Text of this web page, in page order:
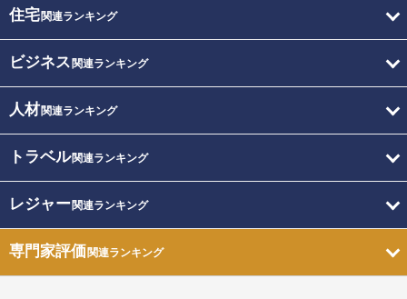
住宅関連ランキング
ビジネス 関連ランキング
人材関連ランキング
トラベル関連ランキング
レジャー関連ランキング
専門家評価関連ランキング